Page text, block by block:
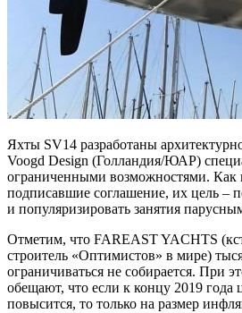
Яхты SV14 разработаны
Voogd Design (Голландия/ЮАР)
ограниченными возможностями. Как
подписавшие соглашение, их цель –
и популяризировать занятия
Отметим, что FAREAST YACHTS
строитель «Оптимистов» в мире)
ограничиваться не собирается. При
обещают, что если к концу 2019 года
повысится, то только на размер